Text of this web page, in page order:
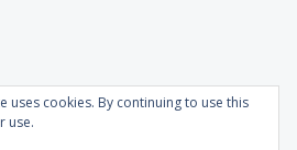
uses cookies. By continuing to use this
use.